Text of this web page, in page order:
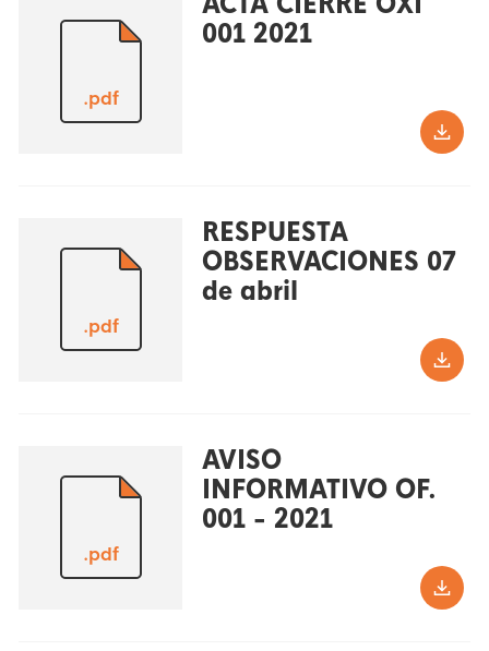
.pdf
001 2021
.pdf
RESPUESTA
OBSERVACIONES 07
de abril
.pdf
AVISO
INFORMATIVO OF.
001 - 2021